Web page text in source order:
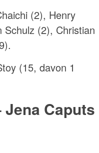
(2), Henry
(2), Christian
(15, davon 1
Caputs